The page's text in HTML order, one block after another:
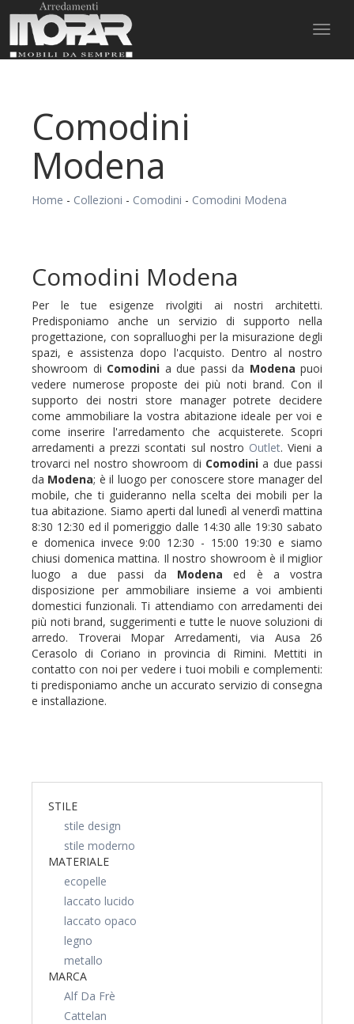
Comodini
Modena
Home - Collezioni - Comodini - Comodini Modena
Comodini Modena
Per le tue esigenze rivolgiti ai nostri architetti.
Predisponiamo anche un servizio di supporto nella
progettazione, con sopralluoghi per la misurazione degli
spazi, e assistenza dopo l'acquisto. Dentro al nostro
showroom di Comodini a due passi da Modena puoi
vedere numerose proposte dei più noti brand. Con il
supporto dei nostri store manager potrete decidere
come ammobiliare la vostra abitazione ideale per voi e
come inserire l'arredamento che acquisterete. Scopri
arredamenti a prezzi scontati sul nostro Outlet. Vieni a
trovarci nel nostro showroom di Comodinia due passi
da Modena; è il luogo per conoscere store manager del
mobile, che ti guideranno nella scelta dei mobili per la
tua abitazione. Siamo aperti dal lunedì al venerdì mattina
8:30 12:30 ed il pomeriggio dalle 14:30 alle 19:30 sabato
e domenica invece 9:00 12:30 - 15:00 19:30 e siamo
chiusi domenica mattina. Il nostro showroom è il miglior
luogo a due passi da Modena ed è a vostra
disposizione per ammobiliare insieme a voi ambienti
domestici funzionali. Ti attendiamo con arredamenti dei
più noti brand, suggerimenti e tutte le nuove soluzioni di
arredo. Troverai Mopar Arredamenti, via Ausa 26
Cerasolo di Coriano in provincia di Rimini. Mettiti in
contatto con noi per vedere i tuoi mobili e complementi:
ti predisponiamo anche un accurato servizio di consegna
e installazione.
STILE
stile design
stile moderno
MATERIALE
ecopelle
laccato lucido
laccato opaco
legno
metallo
MARCA
Alf Da Frè
Cattelan